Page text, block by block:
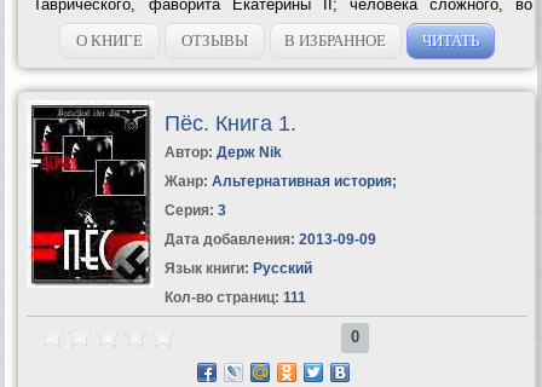
Таврического, фаворита Екатерины II; человека сложного, во
многом противоречивого, но, безусловно, талантливого и умного,
решительно вторгавшегося...
О КНИГЕ ОТЗЫВЫ В ИЗБРАННОЕ ЧИТАТЬ
Пёс. Книга 1.
Автор: Держ Nik
Жанр: Альтернативная история;
Серия: 3
Дата добавления: 2013-09-09
Язык книги: Русский
Кол-во страниц: 111
0